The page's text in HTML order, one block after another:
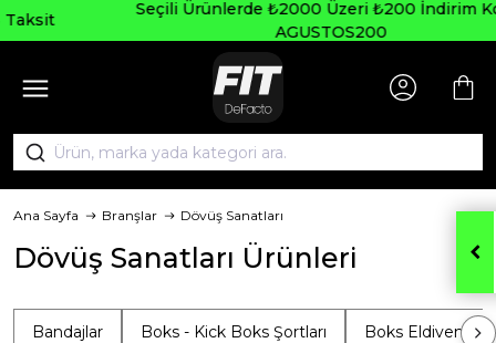
Seçili Ürünlerde ₺2000 Üzeri ₺200 İndirim Kodu:
AGUSTOS200
Ana Sayfa Branşlar Dövüş Sanatları
Dövüş Sanatları Ürünleri
Bandajlar Boks - Kick Boks Şortları Boks Eldiveni